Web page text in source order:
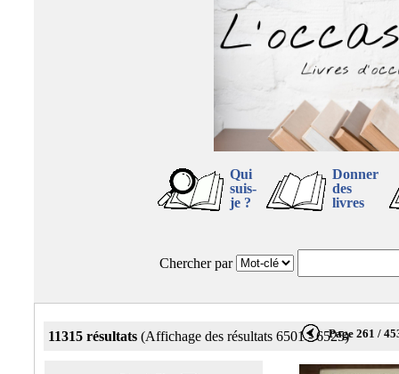
Qui
suis-
je ?
Donner
des
livres
Chercher par
11315 résultats (Affichage des résultats 6501 - 6525)Page 261 /